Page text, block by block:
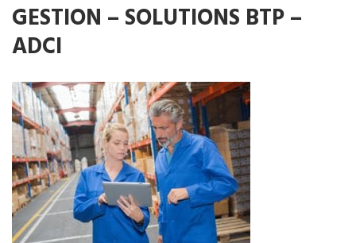
GESTION – SOLUTIONS BTP –
ADCI